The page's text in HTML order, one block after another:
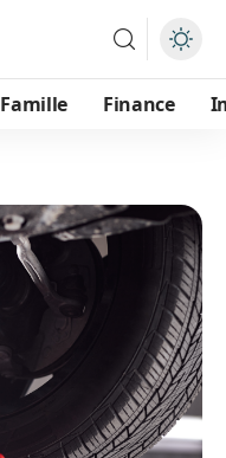
Famille Finance